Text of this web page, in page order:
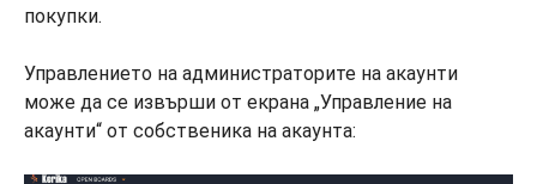
покупки.
Управлението на администраторите на акаунти
може да се извърши от екрана „Управление на
акаунти“ от собственика на акаунта: